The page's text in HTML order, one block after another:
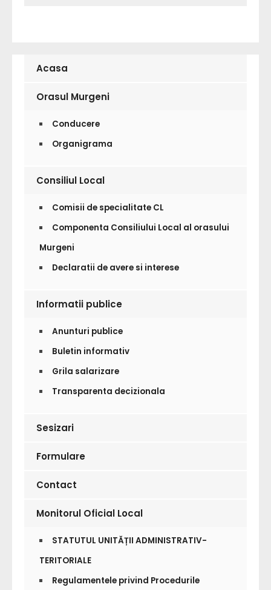
Acasa
Orasul Murgeni
Conducere
Organigrama
Consiliul Local
Comisii de specialitate CL
Componenta Consiliului Local al orasului
Murgeni
Declaratii de avere si interese
Informatii publice
Anunturi publice
Buletin informativ
Grila salarizare
Transparenta decizionala
Sesizari
Formulare
Contact
Monitorul Oficial Local
STATUTUL UNITĂȚII ADMINISTRATIV-
TERITORIALE
Regulamentele privind Procedurile